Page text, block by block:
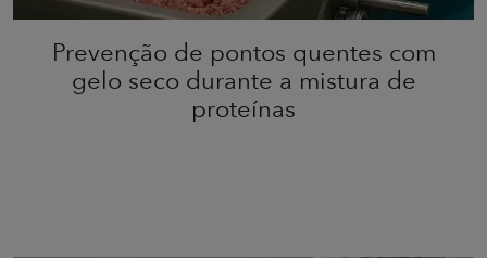
Prevenção de pontos quentes com
gelo seco durante a mistura de
proteínas